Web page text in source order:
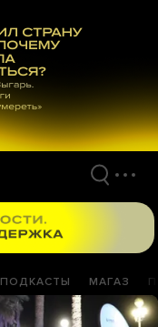
ПОДКАСТЫ МАГАЗ